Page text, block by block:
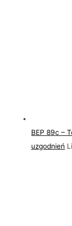
BEP 89c –
uzgodnień